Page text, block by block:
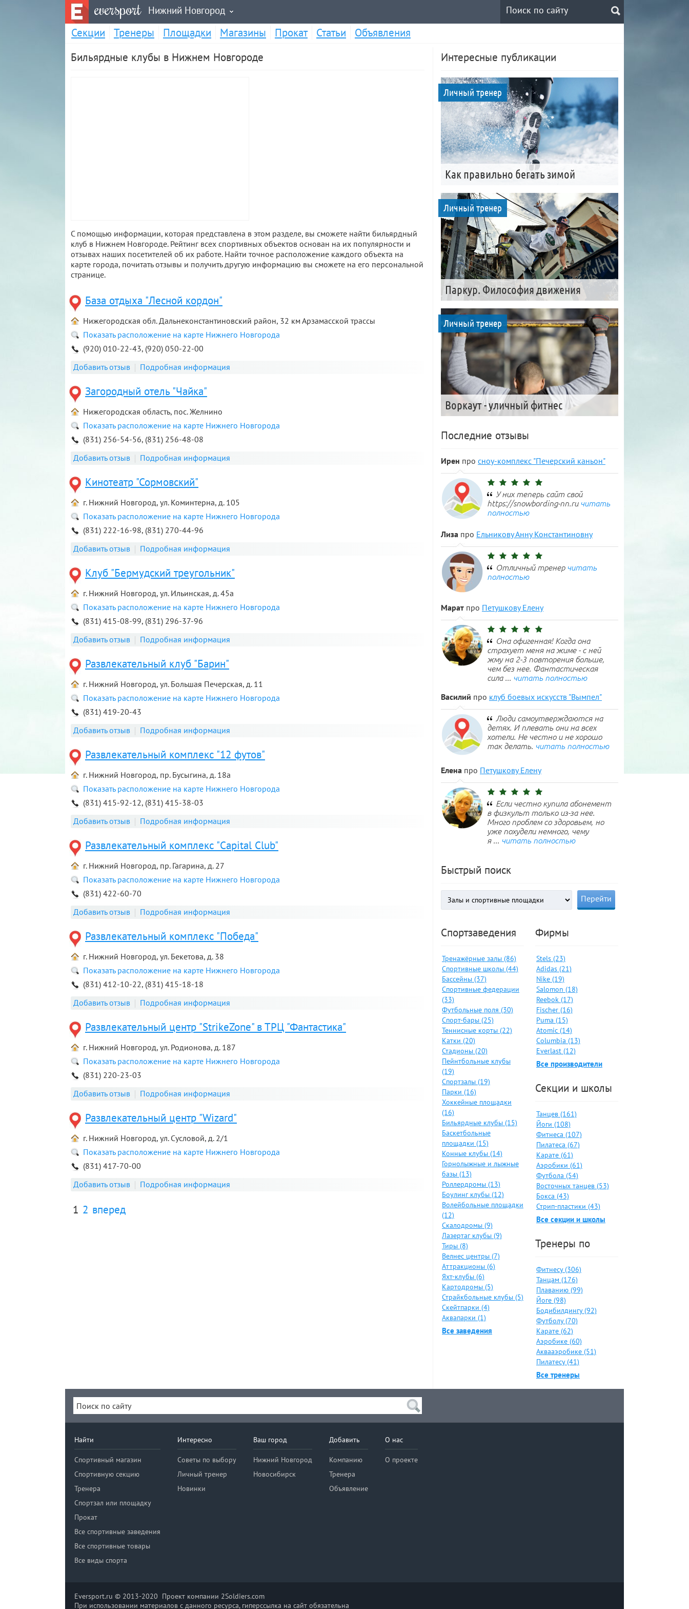
eversport Нижний Новгород
Секции Тренеры Площадки Магазины Прокат Статьи
Объявления
Бильярдные клубы в Нижнем Новгороде
С помощью информации, которая представлена в этом разделе, вы сможете найти бильярдный
клуб в Нижнем Новгороде. Рейтинг всех спортивных объектов основан на их популярности и
отзывах наших посетителей об их работе. Найти точное расположение каждого объекта на
карте города, почитать отзывы и получить другую информацию вы сможете на его персональной
странице.
База отдыха "Лесной кордон"
Нижегородская обл. Дальнеконстантиновский район, 32 км Арзамасской трассы
Показать расположение на карте Нижнего Новгорода
(920) 010-22-43, (920) 050-22-00
Добавить отзыв
Подробная информация
Загородный отель "Чайка"
Нижегородская область, пос. Желнино
Показать расположение на карте Нижнего Новгорода
(831) 256-54-56, (831) 256-48-08
Добавить отзыв
Подробная информация
Кинотеатр "Сормовский"
г. Нижний Новгород, ул. Коминтерна, д. 105
Показать расположение на карте Нижнего Новгорода
(831) 222-16-98, (831) 270-44-96
Добавить отзыв
Подробная информация
Клуб "Бермудский треугольник"
г. Нижний Новгород, ул. Ильинская, д. 45а
Показать расположение на карте Нижнего Новгорода
(831) 415-08-99, (831) 296-37-96
Добавить отзыв
Подробная информация
Развлекательный клуб "Барин"
г. Нижний Новгород, ул. Большая Печерская, д. 11
Показать расположение на карте Нижнего Новгорода
(831) 419-20-43
Добавить отзыв
Подробная информация
Развлекательный комплекс "12 футов"
г. Нижний Новгород, пр. Бусыгина, д. 18а
Показать расположение на карте Нижнего Новгорода
(831) 415-92-12, (831) 415-38-03
Добавить отзыв
Подробная информация
Развлекательный комплекс "Capital Club"
г. Нижний Новгород, пр. Гагарина, д. 27
Показать расположение на карте Нижнего Новгорода
(831) 422-60-70
Добавить отзыв
Подробная информация
Развлекательный комплекс "Победа"
г. Нижний Новгород, ул. Бекетова, д. 38
Показать расположение на карте Нижнего Новгорода
(831) 412-10-22, (831) 415-18-18
Добавить отзыв
Подробная информация
Развлекательный центр "StrikeZone" в ТРЦ "Фантастика"
г. Нижний Новгород, ул. Родионова, д. 187
Показать расположение на карте Нижнего Новгорода
(831) 220-23-03
Добавить отзыв
Подробная информация
Развлекательный центр "Wizard"
г. Нижний Новгород, ул. Сусловой, д. 2/1
Показать расположение на карте Нижнего Новгорода
(831) 417-70-00
Добавить отзыв
Подробная информация
1 2 вперед
Интересные публикации
Личный тренер
Как правильно бегать зимой
Личный тренер
Паркур. Философия движения
Личный тренер
Воркаут - уличный фитнес
Последние отзывы
Ирен про сноу-комплекс "Печерский каньон"
У них теперь сайт свой
https://snowbording-nn.ru читать
полностью
Лиза про Ельникову Анну Константиновну
Отличный тренер читать
полностью
Марат про Петушкову Елену
Она офигенная! Когда она
страхует меня на жиме - с ней
жму на 2-3 повторения больше,
чем без нее. Фантастическая
сила ... читать полностью
Василий про клуб боевых искусств "Вымпел"
Люди самоутверждаются на
детях. И плевать они на всех
хотели. Не честно и не хорошо
так делать. читать полностью
Елена про Петушкову Елену
Если честно купила абонемент
в физкульт только из-за нее.
Много проблем со здоровьем, но
уже похудели немного, чему
я ... читать полностью
Быстрый поиск
Спортзаведения
Тренажёрные залы (86)
Спортивные школы (44)
Бассейны (37)
Спортивные федерации
(33)
Футбольные поля (30)
Спорт-бары (25)
Теннисные корты (22)
Катки (20)
Стадионы (20)
Пейнтбольные клубы
(19)
Спортзалы (19)
Парки (16)
Хоккейные площадки
(16)
Бильярдные клубы (15)
Баскетбольные
площадки (15)
Конные клубы (14)
Горнолыжные и лыжные
базы (13)
Роллердромы (13)
Боулинг клубы (12)
Волейбольные площадки
(12)
Скалодромы (9)
Лазертаг клубы (9)
Тиры (8)
Велнес центры (7)
Аттракционы (6)
Яхт-клубы (6)
Картодромы (5)
Страйкбольные клубы (5)
Скейтпарки (4)
Аквапарки (1)
Все заведения
Фирмы
Stels (23)
Adidas (21)
Nike (19)
Salomon (18)
Reebok (17)
Fischer (16)
Puma (15)
Atomic (14)
Columbia (13)
Everlast (12)
Все производители
Секции и школы
Танцев (161)
Йоги (108)
Фитнеса (107)
Пилатеса (67)
Карате (61)
Аэробики (61)
Футбола (54)
Восточных танцев (53)
Бокса (43)
Стрип-пластики (43)
Все секции и школы
Тренеры по
Фитнесу (306)
Танцам (176)
Плаванию (99)
Йоге (98)
Бодибилдингу (92)
Футболу (70)
Карате (62)
Аэробике (60)
Аквааэробике (51)
Пилатесу (41)
Все тренеры
Найти
Спортивный магазин
Спортивную секцию
Тренера
Спортзал или площадку
Прокат
Все спортивные заведения
Все спортивные товары
Все виды спорта
Интересно
Советы по выбору
Личный тренер
Новинки
Ваш город
Нижний Новгород
Новосибирск
Добавить
Компанию
Тренера
Объявление
О нас
О проекте
Eversport.ru © 2013-2020 Проект компании 2Soldiers.com
При использовании материалов с данного ресурса, гиперссылка на сайт обязательна